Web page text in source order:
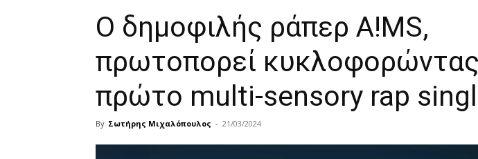
Ο δημοφιλής ράπερ A!MS,
πρωτοπορεί
πρώτο multi-sensory rap single
By Σωτήρης Μιχαλόπουλος - 21/03/2024